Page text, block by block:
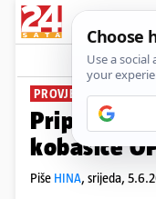
PROVJERITE ZALIHE
Pripazite! S
kobasice
Piše HINA, srijeda,